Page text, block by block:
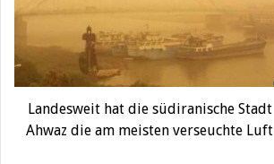
Landesweit hat die südiranische Stadt
Ahwaz die am meisten verseuchte Luft